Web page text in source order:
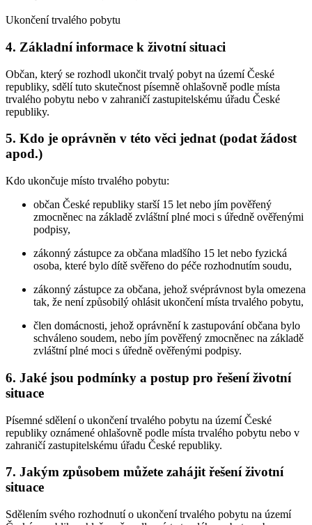
Ukončení trvalého pobytu
4. Základní informace k životní situaci
Občan, který se rozhodl ukončit trvalý pobyt na území České
republiky, sdělí tuto skutečnost písemně ohlašovně podle místa
trvalého pobytu nebo v zahraničí zastupitelskému úřadu České
republiky.
5. Kdo je oprávněn v této věci jednat (podat žádost
apod.)
Kdo ukončuje místo trvalého pobytu:
občan České republiky starší 15 let nebo jím pověřený
zmocněnec na základě zvláštní plné moci s úředně ověřenými
podpisy,
zákonný zástupce za občana mladšího 15 let nebo fyzická
osoba, které bylo dítě svěřeno do péče rozhodnutím soudu,
zákonný zástupce za občana, jehož svéprávnost byla omezena
tak, že není způsobilý ohlásit ukončení místa trvalého pobytu,
člen domácnosti, jehož oprávnění k zastupování občana bylo
schváleno soudem, nebo jím pověřený zmocněnec na základě
zvláštní plné moci s úředně ověřenými podpisy.
6. Jaké jsou podmínky a postup pro řešení životní
situace
Písemné sdělení o ukončení trvalého pobytu na území České
republiky oznámené ohlašovně podle místa trvalého pobytu nebo v
zahraničí zastupitelskému úřadu České republiky.
7. Jakým způsobem můžete zahájit řešení životní
situace
Sdělením svého rozhodnutí o ukončení trvalého pobytu na území